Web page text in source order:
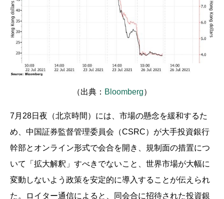
（出典： Bloomberg）
7月28日夜（北京時間）には、市場の懸念を緩和するた
め、中国証券監督管理委員会（CSRC）が大手投資銀行
幹部とオンライン形式で会合を開き、規制面の措置につ
いて「拡大解釈」すべきでないこと、世界市場が大幅に
変動しないよう政策を安定的に導入することが伝えられ
た。ロイター通信によると、同会合に招待された投資銀